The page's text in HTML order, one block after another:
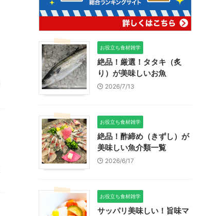
お役立ち食材雑学
絶品！厳選！タタキ（炙
り）が美味しいお魚
2026/7/13
お役立ち食材雑学
絶品！酢締め（きずし）が
美味しい魚介類一覧
2026/6/17
お役立ち食材雑学
サッパリ美味しい！旨味マ